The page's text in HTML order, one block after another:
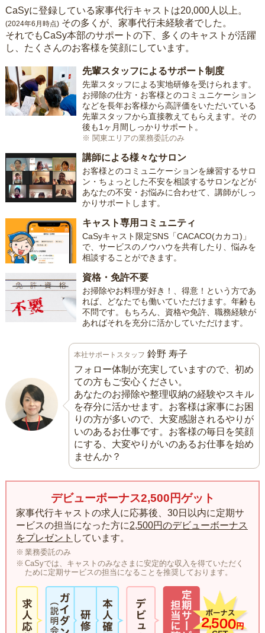
CaSyに登録している家事代行キャストは20,000人以上。
(2024年6月時点) その多くが、家事代行未経験者でした。
それでもCaSy本部のサポートの下、多くのキャストが活躍
し、たくさんのお客様を笑顔にしています。
先輩スタッフによるサポート制度
先輩スタッフによる実地研修を受けられます。
お掃除の仕方・お客様とのコミュニケーション
などを長年お客様から高評価をいただいている
先輩スタッフから直接教えてもらえます。その
後も1ヶ月間しっかりサポート。
※ 関東エリアの業務委託のみ
講師による様々なサロン
お客様とのコミュニケーションを練習するサロ
ン・ちょっとした不安を相談するサロンなどが
あなたの不安・お悩みに合わせて、講師がしっ
かりサポートします。
キャスト専用コミュニティ
CaSyキャスト限定SNS「CACACO(カカコ)」
で、サービスのノウハウを共有したり、悩みを
相談することができます。
資格・免許不要
お掃除やお料理が好き！、得意！という方であ
れば、どなたでも働いていただけます。年齢も
不問です。もちろん、資格や免許、職務経験が
あればそれを充分に活かしていただけます。
本社サポートスタッフ 鈴野 寿子
フォロー体制が充実していますので、初め
ての方もご安心ください。
あなたのお掃除や整理収納の経験やスキル
を存分に活かせます。お客様は家事にお困
りの方が多いので、大変感謝されるやりが
いのあるお仕事です。お客様の毎日を笑顔
にする、大変やりがいのあるお仕事を始め
ませんか？
デビューボーナス2,500円ゲット
家事代行キャストの求人に応募後、30日以内に定期サ
ービスの担当になった方に2,500円のデビューボーナス
をプレゼント しています。
業務委託のみ
CaSyでは、キャストのみなさまに安定的な収入を得ていただく
ために定期サービスの担当になることを推奨しております。